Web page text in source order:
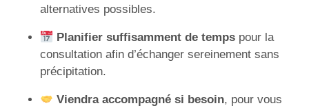
alternatives possibles.
Planifier suffisamment de temps pour la
consultation afin d’échanger sereinement sans
précipitation.
Viendra accompagné si besoin, pour vous